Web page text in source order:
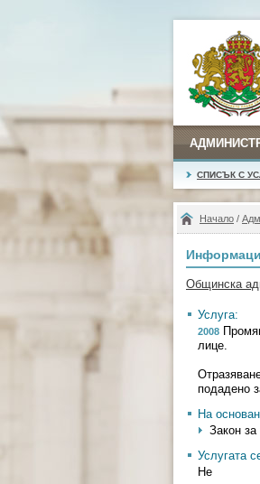
СПИСЪК С
Начало /
Общинска
Услуга:
2008
лице.
подадено
На
Закон
Услугата
Не